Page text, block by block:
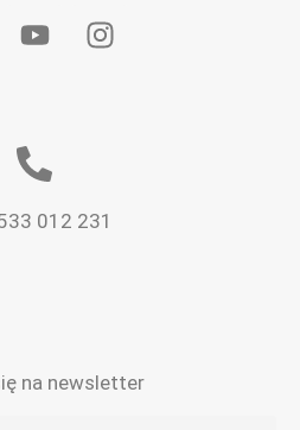
012 231
na newsletter